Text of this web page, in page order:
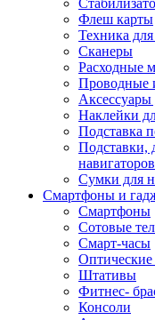
Флеш карты
Техника
Сканеры
Расходные
Проводные
Аксессуары
Наклейки
Подставка
Подставки,
навигаторов
Сумки для
Смартфоны и
Смартфоны
Сотовые
Смарт-часы
Штативы
Фитнес-
Консоли